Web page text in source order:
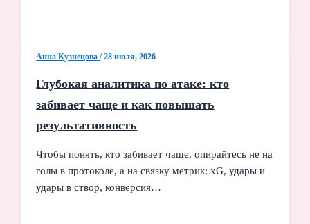
Анна Кузнецова/28 июля, 2026
Глубокая аналитика по атаке: кто
забивает чаще и как повышать
результативность
Чтобы понять, кто забивает чаще, опирайтесь не на
голы в протоколе, а на связку метрик: xG, удары и
удары в створ, конверсия…